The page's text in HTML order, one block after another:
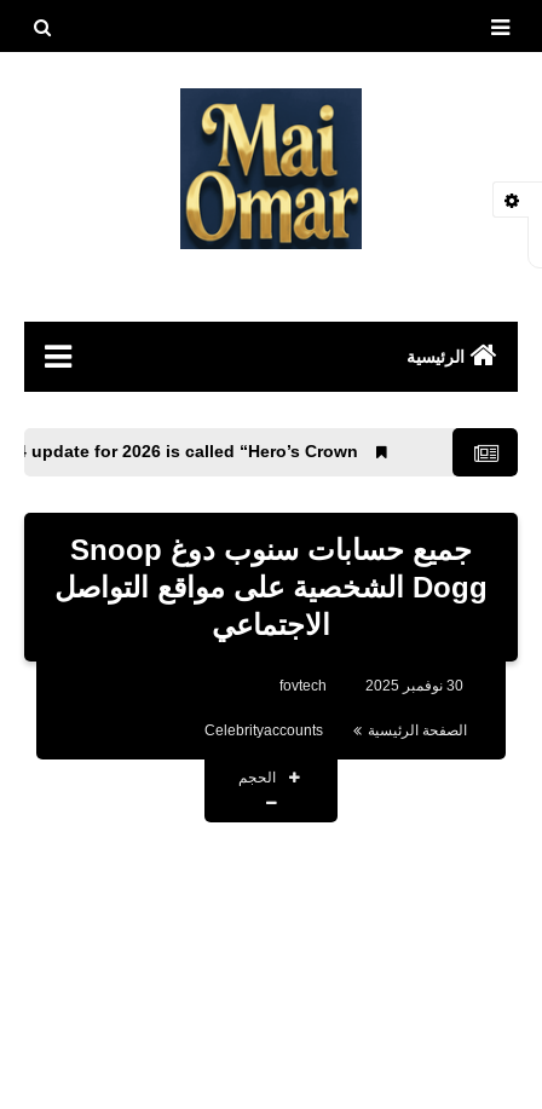
الرئيسية
طيور وحيوانات
تطبيقات
أقوال وحكم
صحة
حسابات المشاهير
Mobile 4.4 update for 2026 is called “Hero’s Crown”.
جميع حسابات سنوب دوغ Snoop
Dogg الشخصية على مواقع التواصل
الاجتماعي
30 نوفمبر 2025 fovtech
الصفحة الرئيسية Celebrityaccounts
الحجم